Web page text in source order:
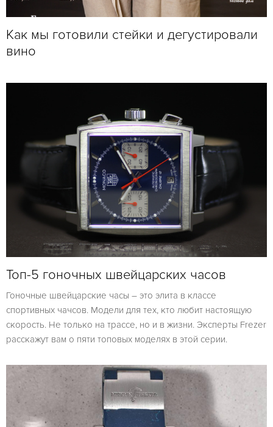
Как мы готовили стейки и дегустировали
вино
Топ-5 гоночных швейцарских часов
Гоночные швейцарские часы – это элита в классе
спортивных чачсов. Модели для тех, кто любит настоящую
скорость. Не только на трассе, но и в жизни. Эксперты Frezer
расскажут вам о пяти топовых моделях в этой серии.